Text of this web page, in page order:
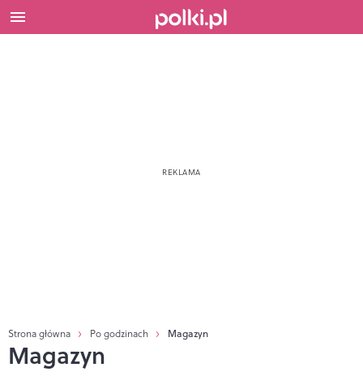
Strona główna Po godzinach Magazyn
Magazyn